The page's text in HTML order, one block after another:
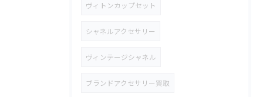
ヴィトンカップセット
シャネルアクセサリー
ヴィンテージシャネル
ブランドアクセサリー買取